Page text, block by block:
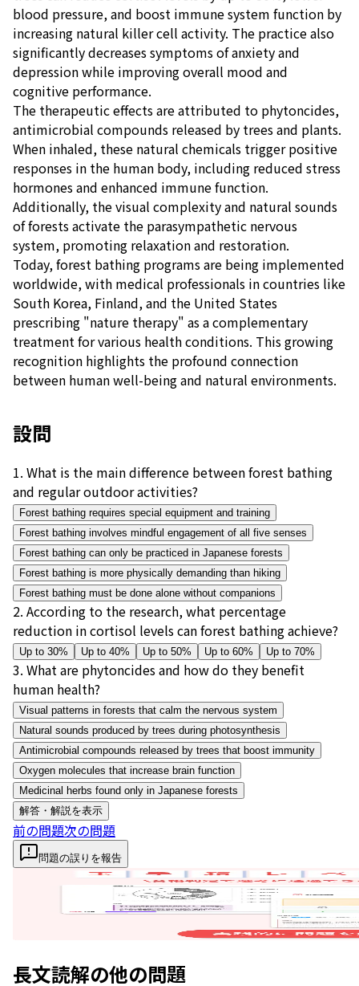
blood pressure, and boost immune system function by
increasing natural killer cell activity. The practice also
significantly decreases symptoms of anxiety and
depression while improving overall mood and
cognitive performance.
The therapeutic effects are attributed to phytoncides,
antimicrobial compounds released by trees and plants.
When inhaled, these natural chemicals trigger positive
responses in the human body, including reduced stress
hormones and enhanced immune function.
Additionally, the visual complexity and natural sounds
of forests activate the parasympathetic nervous
system, promoting relaxation and restoration.
Today, forest bathing programs are being implemented
worldwide, with medical professionals in countries like
South Korea, Finland, and the United States
prescribing "nature therapy" as a complementary
treatment for various health conditions. This growing
recognition highlights the profound connection
between human well-being and natural environments.
設問
1. What is the main difference between forest bathing
and regular outdoor activities?
Forest bathing requires special equipment and training
Forest bathing involves mindful engagement of all five senses
Forest bathing can only be practiced in Japanese forests
Forest bathing is more physically demanding than hiking
Forest bathing must be done alone without companions
2. According to the research, what percentage
reduction in cortisol levels can forest bathing achieve?
Up to 30% Up to 40% Up to 50% Up to 60% Up to 70%
3. What are phytoncides and how do they benefit
human health?
Visual patterns in forests that calm the nervous system
Natural sounds produced by trees during photosynthesis
Antimicrobial compounds released by trees that boost immunity
Oxygen molecules that increase brain function
Medicinal herbs found only in Japanese forests
解答・解説を表示
前の問題次の問題
問題の誤りを報告
長文読解の他の問題